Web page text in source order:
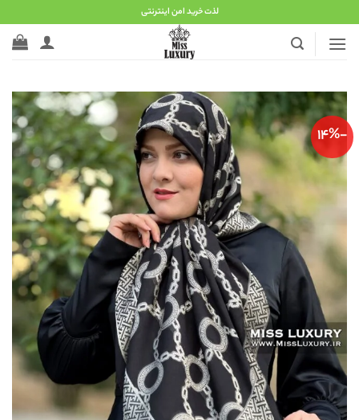
to
content
لذت خرید امن اینترنتی
-14%